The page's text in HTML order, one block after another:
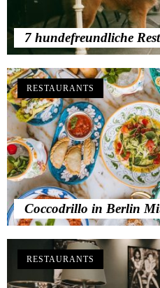
7 hundefreundliche
Coccodrillo in Berlin
RESTAURANTS
RESTAURANTS